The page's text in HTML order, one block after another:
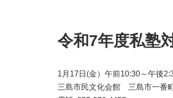
令和7年度私塾
1月17日(金）午前10:30～午後
三島市民文化会館 三島市一番